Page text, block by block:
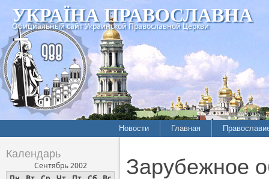
УКРАЇНА ПРАВОСЛАВНА
Официальный сайт Украинской Православной Церкви
Новости
Межконфессиональные
отношения
Главная
История
Календарь
Сентябрь 2002
Зарубежное